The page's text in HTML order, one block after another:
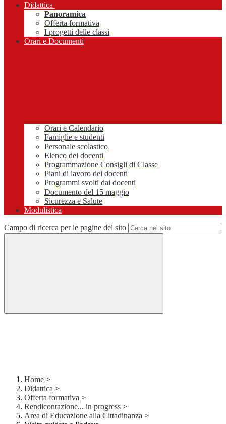
Didattica
Panoramica
Offerta formativa
I progetti delle classi
Orari e Documenti
Orari e Calendario
Famiglie e studenti
Personale scolastico
Elenco dei docenti
Programmazione Consigli di Classe
Piani di lavoro dei docenti
Programmi svolti dai docenti
Documento del 15 maggio
Sicurezza e Salute
Modulistica
Campo di ricerca per le pagine del sito
Home >
Didattica >
Offerta formativa >
Rendicontazione... in progress >
Area di Educazione alla Cittadinanza >